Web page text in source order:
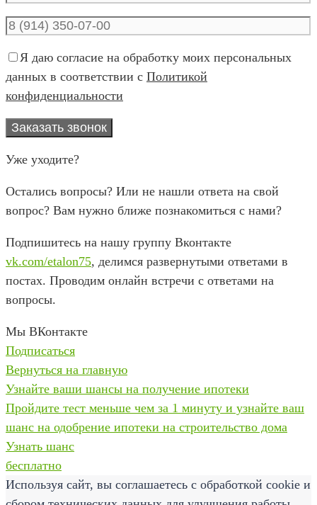
Я даю согласие на обработку моих персональных
данных в соответствии с Политикой
конфиденциальности
Уже уходите?
Остались вопросы? Или не нашли ответа на свой
вопрос? Вам нужно ближе познакомиться с нами?
Подпишитесь на нашу группу Вконтакте
vk.com/etalon75, делимся развернутыми ответами в
постах. Проводим онлайн встречи с ответами на
вопросы.
Мы ВКонтакте
Подписаться
Вернуться на главную
Узнайте ваши шансы на получение ипотеки
Пройдите тест меньше чем за 1 минуту и узнайте ваш
шанс на одобрение ипотеки на строительство дома
Узнать шанс
бесплатно
Используя сайт, вы соглашаетесь с обработкой cookie и